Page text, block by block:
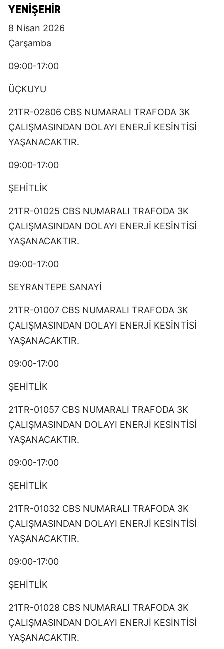
YENIŞEHIR
8 Nisan 2026
Çarşamba
09:00-17:00
ÜÇKUYU
21TR-02806 CBS NUMARALI TRAFODA 3K
ÇALIŞMASINDAN DOLAYI ENERJİ KESİNTİSİ
YAŞANACAKTIR.
09:00-17:00
ŞEHİTLİK
21TR-01025 CBS NUMARALI TRAFODA 3K
ÇALIŞMASINDAN DOLAYI ENERJİ KESİNTİSİ
YAŞANACAKTIR.
09:00-17:00
SEYRANTEPE SANAYİ
21TR-01007 CBS NUMARALI TRAFODA 3K
ÇALIŞMASINDAN DOLAYI ENERJİ KESİNTİSİ
YAŞANACAKTIR.
09:00-17:00
ŞEHİTLİK
21TR-01057 CBS NUMARALI TRAFODA 3K
ÇALIŞMASINDAN DOLAYI ENERJİ KESİNTİSİ
YAŞANACAKTIR.
09:00-17:00
ŞEHİTLİK
21TR-01032 CBS NUMARALI TRAFODA 3K
ÇALIŞMASINDAN DOLAYI ENERJİ KESİNTİSİ
YAŞANACAKTIR.
09:00-17:00
ŞEHİTLİK
21TR-01028 CBS NUMARALI TRAFODA 3K
ÇALIŞMASINDAN DOLAYI ENERJİ KESİNTİSİ
YAŞANACAKTIR.